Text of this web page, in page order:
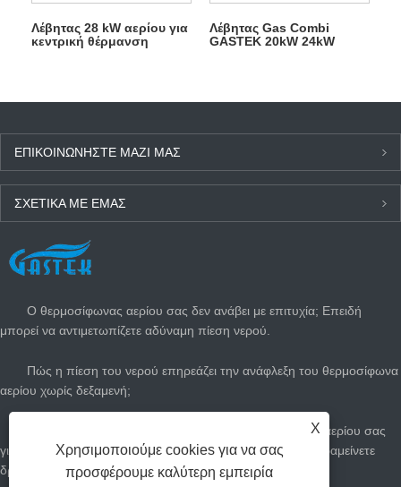
Λέβητας 28 kW αερίου για
κεντρική θέρμανση
Λέβητας Gas Combi
GASTEK 20kW 24kW
ΕΠΙΚΟΙΝΩΝΉΣΤΕ ΜΑΖΊ ΜΑΣ
ΣΧΕΤΙΚΆ ΜΕ ΕΜΆΣ
ΤΕΛΕΥΤΑΊΑ ΝΈΑ
Ο θερμοσίφωνας αερίου σας δεν ανάβει με επιτυχία; Επειδή
μπορεί να αντιμετωπίζετε αδύναμη πίεση νερού.
Πώς η πίεση του νερού επηρεάζει την ανάφλεξη του θερμοσίφωνα
αερίου χωρίς δεξαμενή;
Πώς να προσαρμόσετε τον άμεσο θερμοσίφωνα του αερίου σας
για το καλοκαίρι: Κόψτε τους λογαριασμούς αερίου και παραμείνετε
δροσεροί
X
Χρησιμοποιούμε cookies για να σας
προσφέρουμε καλύτερη εμπειρία